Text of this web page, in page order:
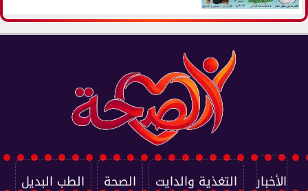
الأخبار التغذية والدايت الصحة الطب البديل